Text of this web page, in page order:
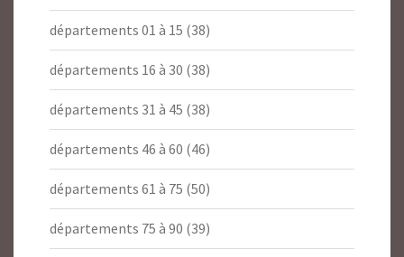
départements 01 à 15 (38)
départements 16 à 30 (38)
départements 31 à 45 (38)
départements 46 à 60 (46)
départements 61 à 75 (50)
départements 75 à 90 (39)